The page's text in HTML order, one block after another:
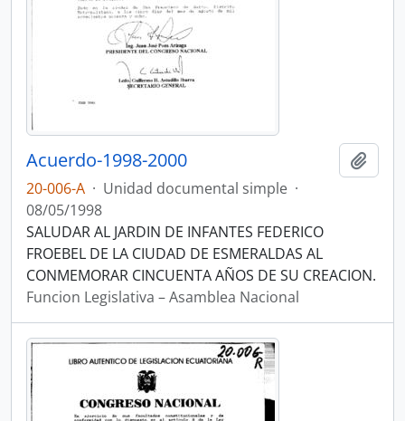
Acuerdo-1998-2000
20-006-A · Unidad documental simple ·
08/05/1998
SALUDAR AL JARDIN DE INFANTES FEDERICO
FROEBEL DE LA CIUDAD DE ESMERALDAS AL
CONMEMORAR CINCUENTA AÑOS DE SU CREACION.
Funcion Legislativa – Asamblea Nacional